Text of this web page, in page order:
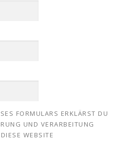
FORMULARS ERKLÄRST DU
UND VERARBEITUNG
WEBSITE